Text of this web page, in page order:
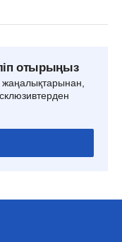
отырыңыз
жаңалықтарынан,